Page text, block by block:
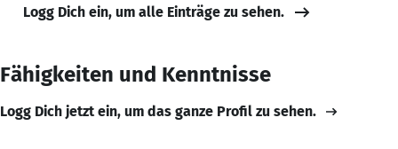
Logg Dich ein, um alle Einträge zu sehen.
Fähigkeiten und Kenntnisse
Logg Dich jetzt ein, um das ganze Profil zu sehen.